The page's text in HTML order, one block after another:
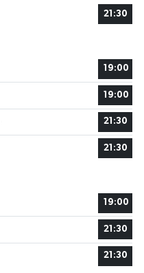
21:30
19:00
19:00
21:30
21:30
19:00
21:30
21:30